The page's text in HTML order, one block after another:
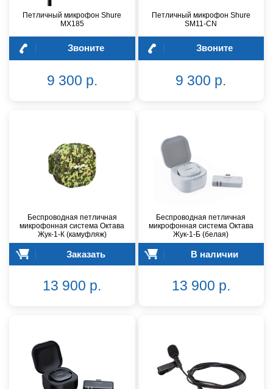
Петличный микрофон Shure
MX185
Звоните
9 300 р.
Петличный микрофон Shure
SM11-CN
Звоните
9 300 р.
Беспроводная петличная
микрофонная система Октава
Жук-1-К (камуфляж)
Заказать
13 900 р.
Беспроводная петличная
микрофонная система Октава
Жук-1-Б (белая)
В наличии
13 900 р.